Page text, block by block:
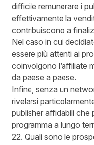
difficile remunerare i
effettivamente la
contribuiscono a
Nel caso in cui
essere più attenti ai
coinvolgono l’affiliate
da paese a paese.
Infine, senza un
rivelarsi
publisher affidabili
programma a lungo
22. Quali sono le